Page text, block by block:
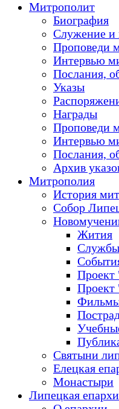
Митрополит
Биография
Служение и
Проповеди
Интервью
Послания,
Указы
Награды
Проповеди
Интервью
Послания,
Архив
Митрополия
История
Собор
Жития
Службы
Проект
Проект
Святыни
Елецкая
Монастыри
Липецкая